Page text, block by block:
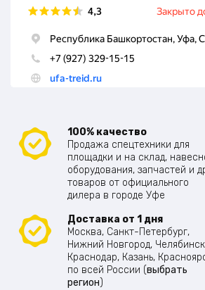
100% качество
Продажа спецтехники для
площадки и на склад,
оборудования, запчастей и
товаров от официального
дилера в городе Уфе
Доставка от 1 дня
Москва, Санкт-Петербург,
Нижний Новгород,
Краснодар, Казань,
по всей России (выбрать
регион)